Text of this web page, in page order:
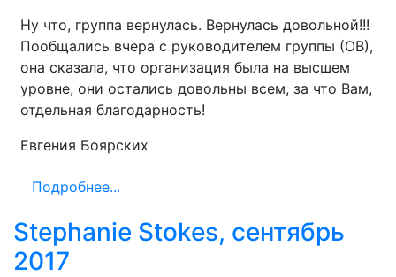
Ну что, группа вернулась. Вернулась довольной!!!
Пообщались вчера с руководителем группы (ОВ),
она сказала, что организация была на высшем
уровне, они остались довольны всем, за что Вам,
отдельная благодарность!
Евгения Боярских
Подробнее...
Stephanie Stokes, сентябрь
2017